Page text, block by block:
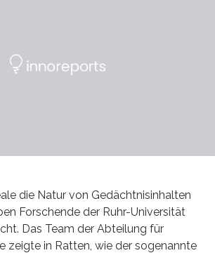
die Natur von Gedächtnisinhalten
Forschende der Ruhr-Universität
Das Team der Abteilung für
zeigte in Ratten, wie der sogenannte